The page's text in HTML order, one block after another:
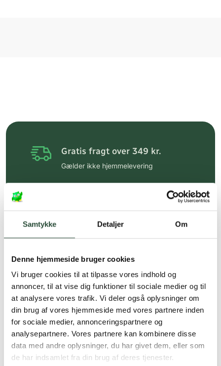
Samtykke Detaljer Om
Denne hjemmeside bruger cookies
Vi bruger cookies til at tilpasse vores indhold og
annoncer, til at vise dig funktioner til sociale medier og til
at analysere vores trafik. Vi deler også oplysninger om
din brug af vores hjemmeside med vores partnere inden
for sociale medier, annonceringspartnere og
analysepartnere. Vores partnere kan kombinere disse
data med andre oplysninger, du har givet dem, eller som
de har indsamlet fra din brug af deres tjenester.
Gratis fragt over 349 kr.
Gælder ikke hjemmelevering
Hurtig levering (30 min. i Kbh)
Faste lave priser*
*Gælder ikke ernæringsprodukter.
Stort udvalg af kendte
produkter
Vi tilbyder et stort udvalg af kendte
cremer, vitaminer og andre spændende
produkter – altid til fast lav pris.